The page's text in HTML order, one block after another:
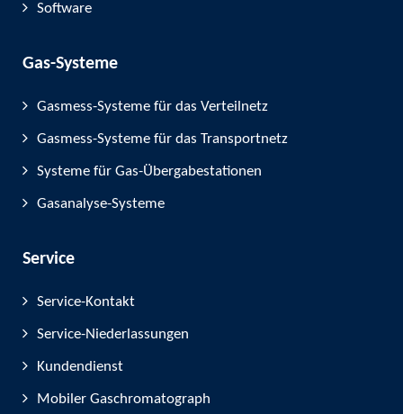
Software
Gas-Systeme
Gasmess-Systeme für das Verteilnetz
Gasmess-Systeme für das Transportnetz
Systeme für Gas-Übergabestationen
Gasanalyse-Systeme
Service
Service-Kontakt
Service-Niederlassungen
Kundendienst
Mobiler Gaschromatograph